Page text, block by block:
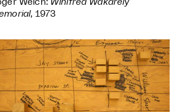
Welch: Winifred Wakarely
, 1973